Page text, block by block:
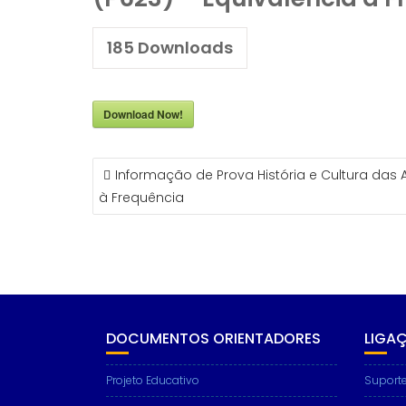
185 Downloads
Download Now!
NAVEGAÇÃO
DE
ARTIGOS
Informação de Prova História e Cultura das
à Frequência
DOCUMENTOS ORIENTADORES
Projeto Educativo